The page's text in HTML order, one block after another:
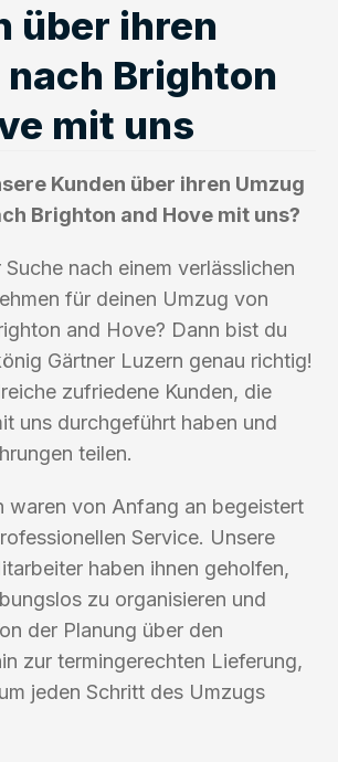
über ihren
nach Brighton
mit uns
Kunden über ihren Umzug
Brighton and Hove mit uns?
nach einem verlässlichen
für deinen Umzug von
and Hove? Dann bist du
Gärtner Luzern genau richtig!
zufriedene Kunden, die
uns durchgeführt haben und
teilen.
waren von Anfang an begeistert
Service. Unsere
haben ihnen geholfen,
zu organisieren und
der Planung über den
zur termingerechten Lieferung,
jeden Schritt des Umzugs